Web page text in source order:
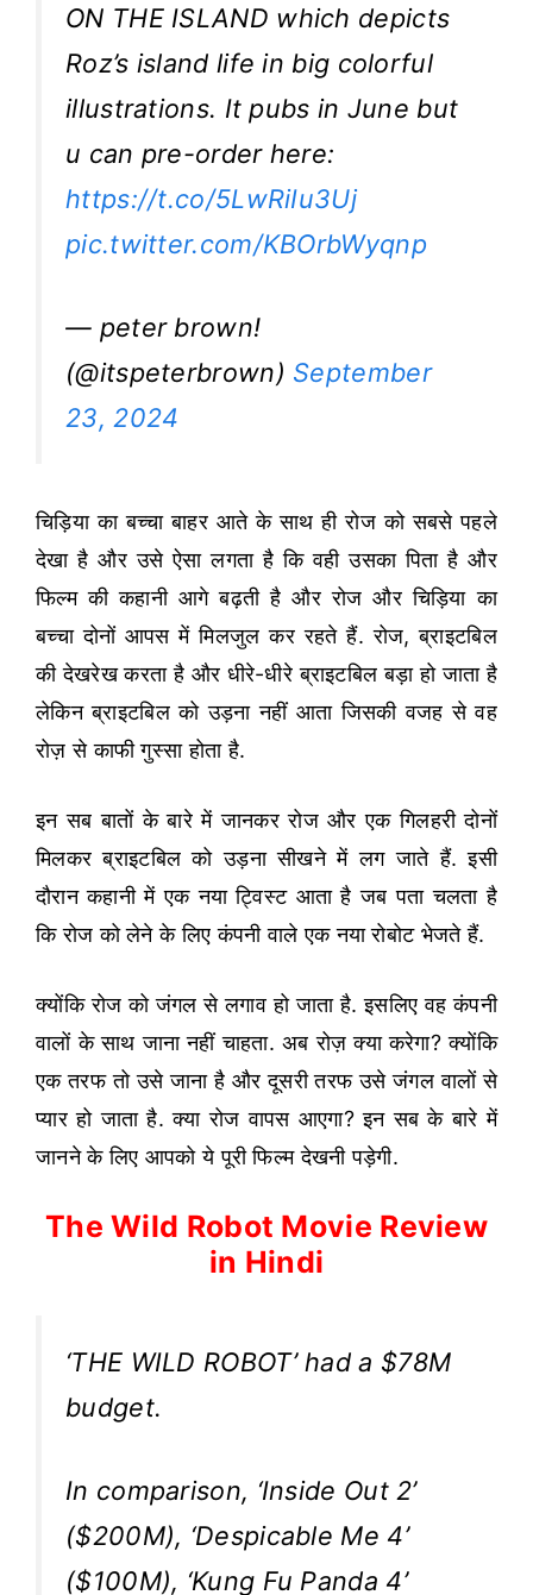
ON THE ISLAND which depicts
Roz’s island life in big colorful
illustrations. It pubs in June but
u can pre-order here:
https://t.co/5LwRiIu3Uj
pic.twitter.com/KBOrbWyqnp
— peter brown!
(@itspeterbrown) September
23, 2024
चिड़िया का बच्चा बाहर आते के साथ ही रोज को सबसे पहले
देखा है और उसे ऐसा लगता है कि वही उसका पिता है और
फिल्म की कहानी आगे बढ़ती है और रोज और चिड़िया का
बच्चा दोनों आपस में मिलजुल कर रहते हैं. रोज, ब्राइटबिल
की देखरेख करता है और धीरे-धीरे ब्राइटबिल बड़ा हो जाता है
लेकिन ब्राइटबिल को उड़ना नहीं आता जिसकी वजह से वह
रोज़ से काफी गुस्सा होता है.
इन सब बातों के बारे में जानकर रोज और एक गिलहरी दोनों
मिलकर ब्राइटबिल को उड़ना सीखने में लग जाते हैं. इसी
दौरान कहानी में एक नया ट्विस्ट आता है जब पता चलता है
कि रोज को लेने के लिए कंपनी वाले एक नया रोबोट भेजते हैं.
क्योंकि रोज को जंगल से लगाव हो जाता है. इसलिए वह कंपनी
वालों के साथ जाना नहीं चाहता. अब रोज़ क्या करेगा? क्योंकि
एक तरफ तो उसे जाना है और दूसरी तरफ उसे जंगल वालों से
प्यार हो जाता है. क्या रोज वापस आएगा? इन सब के बारे में
जानने के लिए आपको ये पूरी फिल्म देखनी पड़ेगी.
The Wild Robot Movie Review
in Hindi
‘THE WILD ROBOT’ had a $78M
budget.
In comparison, ‘Inside Out 2’
($200M), ‘Despicable Me 4’
($100M), ‘Kung Fu Panda 4’